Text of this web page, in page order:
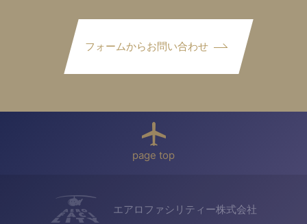
フォームからお問い合わせ
page top
エアロファシリティー株式会社